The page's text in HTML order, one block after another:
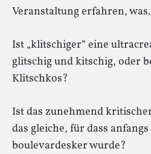
Veranstaltung erfahren, was.
Ist „klitschiger“ eine
glitschig und kitschig, oder
Klitschkos?
Ist das zunehmend
das gleiche, für dass
boulevardesker wurde?